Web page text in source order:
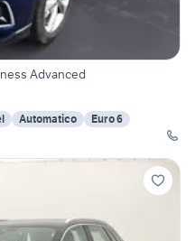
Advanced
Automatico
Euro 6